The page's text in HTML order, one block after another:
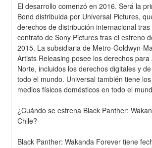
El desarrollo comenzó en 2016. Será la
Bond distribuida por Universal Pictures,
derechos de distribución internacional
contrato de Sony Pictures tras el estreno
2015. La subsidiaria de Metro-Goldwyn-
Artists Releasing posee los derechos para
Norte, incluidos los derechos digitales y
todo el mundo. Universal también tiene
medios físicos domésticos en todo el
¿Cuándo se estrena Black Panther:
Chile?
Black Panther: Wakanda Forever tiene